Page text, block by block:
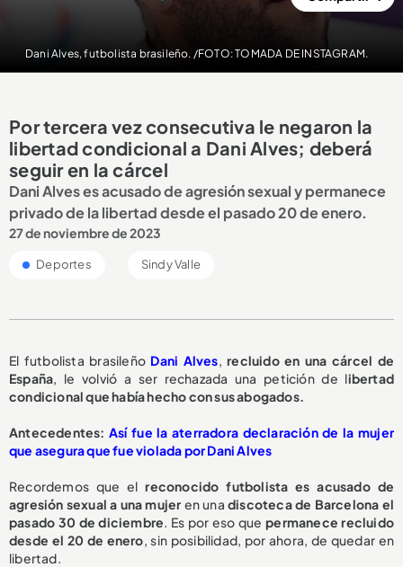
Dani Alves, futbolista brasileño. /FOTO: TOMADA DE INSTAGRAM.
Por tercera vez consecutiva le negaron la
libertad condicional a Dani Alves; deberá
seguir en la cárcel
Dani Alves es acusado de agresión sexual y permanece
privado de la libertad desde el pasado 20 de enero.
27 de noviembre de 2023
Deportes Sindy Valle
El futbolista brasileño Dani Alves,recluido en una cárcel de
España, le volvió a ser rechazada una petición de libertad
condicional que había hecho con sus abogados.
Antecedentes:Así fue la aterradora declaración de la mujer
que asegura que fue violada por Dani Alves
Recordemos que elreconocido futbolista es acusado de
agresión sexual a una mujer en una discoteca de Barcelona el
pasado 30 de diciembre. Es por eso quepermanece recluido
desde el 20 de enero, sin posibilidad, por ahora, de quedar en
libertad.